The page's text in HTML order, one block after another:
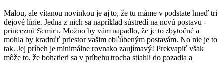
Malou, ale vítanou novinkou je aj to, že tu máme v podstate hneď tri
dejové línie. Jedna z nich sa napríklad sústredí na novú postavu -
princeznú Semiru. Možno by vám napadlo, že je to zbytočné a
mohla by kradnúť priestor vašim obľúbeným postavám. No nie je to
tak. Jej príbeh je minimálne rovnako zaujímavý! Prekvapiť však
môže to, že bohatieri sa v príbehu trocha stiahli do pozadia a